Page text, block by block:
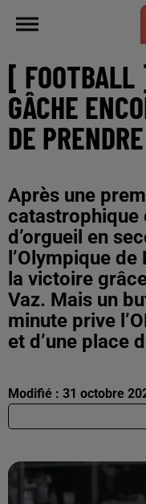
[ FOOTBALL
GÂCHE
DE
Après une
catastrophique
d’orgueil en
l’Olympique
la victoire
Vaz. Mais un
minute prive
et d’une place
Modifié : 31 octobre